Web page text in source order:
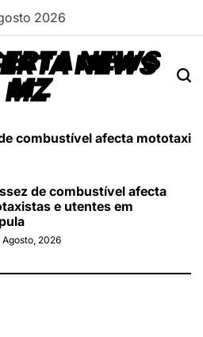
2026
NEWS
MZ
combustível afecta
de combustível afecta
e utentes em
Agosto, 2026